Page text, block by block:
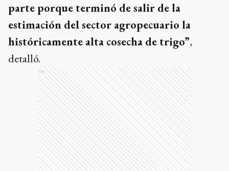
parte porque terminó de salir de la
estimación del sector agropecuario la
históricamente alta cosecha de trigo”,
detalló.
Ads